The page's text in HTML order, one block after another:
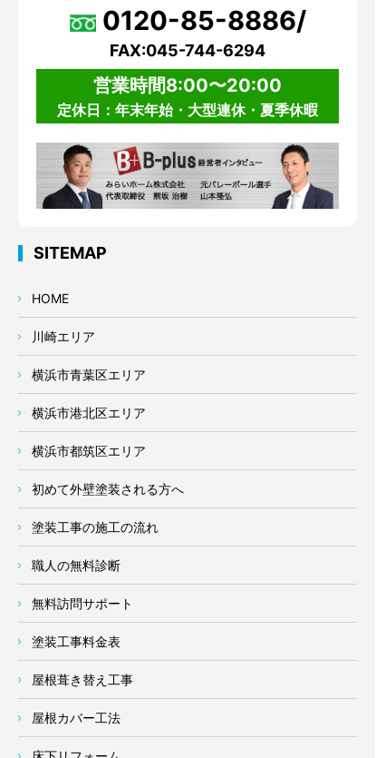
0120-85-8886/
FAX:045-744-6294
営業時間8:00〜20:00
定休日：年末年始・大型連休・夏季休暇
SITEMAP
HOME
川崎エリア
横浜市青葉区エリア
横浜市港北区エリア
横浜市都筑区エリア
初めて外壁塗装される方へ
塗装工事の施工の流れ
職人の無料診断
無料訪問サポート
塗装工事料金表
屋根葺き替え工事
屋根カバー工法